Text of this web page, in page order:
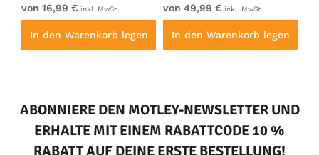
von 16,99 € inkl. MwSt.
In den Warenkorb legen
von 49,99 € inkl. MwSt.
In den Warenkorb legen
ABONNIERE DEN MOTLEY-NEWSLETTER UND
ERHALTE MIT EINEM RABATTCODE 10 %
RABATT AUF DEINE ERSTE BESTELLUNG!